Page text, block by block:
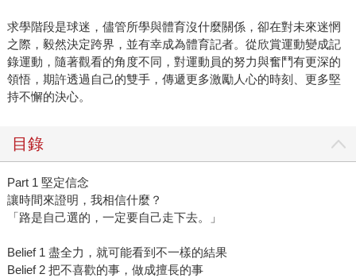
求學階段是球迷，儘管所學與體育沒什麼關係，卻在對未來迷惘
之際，毅然決定跨界，並有幸成為體育記者。從欣賞運動變成記
錄運動，隨著觀看的角度不同，對運動員的努力與奮鬥有更深的
領悟，期許透過自己的雙手，傳遞更多激勵人心的時刻、更多堅
持不懈的決心。
目錄
Part 1 堅定信念
讓時間來證明，我相信什麼？
「路是自己選的，一定要自己走下去。」
Belief 1 盡全力，就可能看到不一樣的結果
Belief 2 把不喜歡的事，做成擅長的事